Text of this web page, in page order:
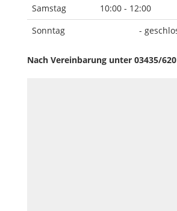
Samstag
10:00 - 12:00
Sonntag
-
Nach Vereinbarung unter 03435/